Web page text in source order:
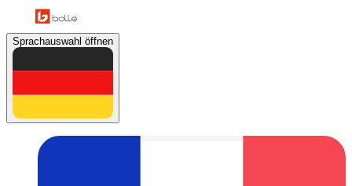
Sprachauswahl öffnen